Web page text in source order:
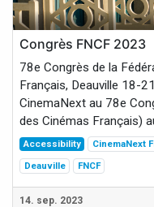
Congrès FNCF 2023
78e Congrès de la
Français, Deauville 18-
CinemaNext au 78e
des Cinémas Français)
Accessibility CinemaNext
Deauville
FNCF
14. sep. 2023